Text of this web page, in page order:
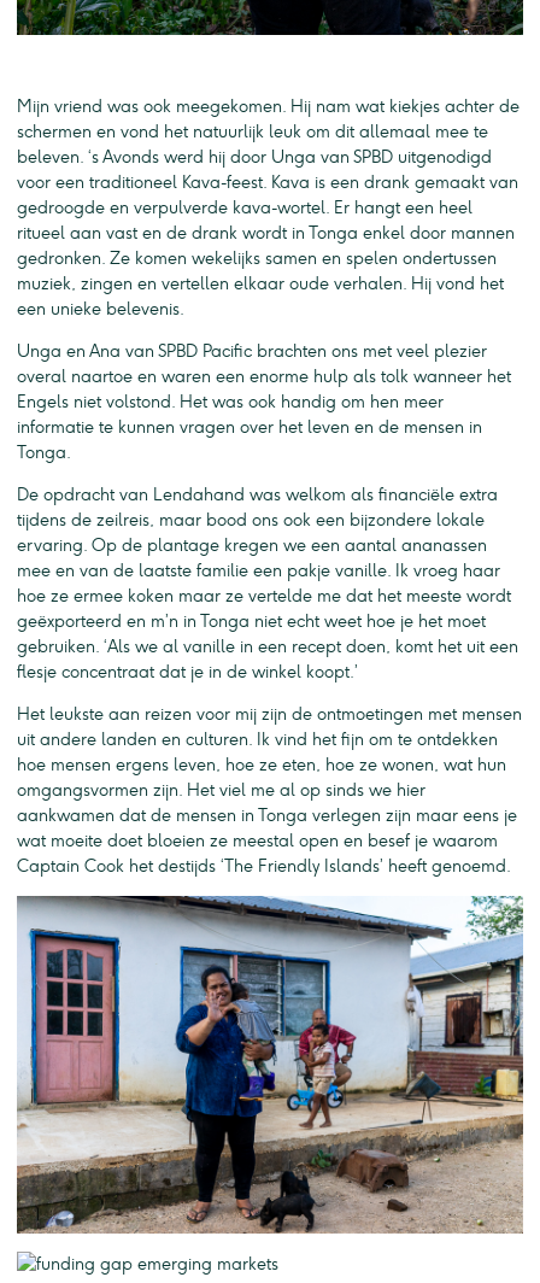
Mijn vriend was ook meegekomen. Hij nam wat kiekjes achter de
schermen en vond het natuurlijk leuk om dit allemaal mee te
beleven. ‘s Avonds werd hij door Unga van SPBD uitgenodigd
voor een traditioneel Kava-feest. Kava is een drank gemaakt van
gedroogde en verpulverde kava-wortel. Er hangt een heel
ritueel aan vast en de drank wordt in Tonga enkel door mannen
gedronken. Ze komen wekelijks samen en spelen ondertussen
muziek, zingen en vertellen elkaar oude verhalen. Hij vond het
een unieke belevenis.
Unga en Ana van SPBD Pacific brachten ons met veel plezier
overal naartoe en waren een enorme hulp als tolk wanneer het
Engels niet volstond. Het was ook handig om hen meer
informatie te kunnen vragen over het leven en de mensen in
Tonga.
De opdracht van Lendahand was welkom als financiële extra
tijdens de zeilreis, maar bood ons ook een bijzondere lokale
ervaring. Op de plantage kregen we een aantal ananassen
mee en van de laatste familie een pakje vanille. Ik vroeg haar
hoe ze ermee koken maar ze vertelde me dat het meeste wordt
geëxporteerd en m’n in Tonga niet echt weet hoe je het moet
gebruiken. ‘Als we al vanille in een recept doen, komt het uit een
flesje concentraat dat je in de winkel koopt.’
Het leukste aan reizen voor mij zijn de ontmoetingen met mensen
uit andere landen en culturen. Ik vind het fijn om te ontdekken
hoe mensen ergens leven, hoe ze eten, hoe ze wonen, wat hun
omgangsvormen zijn. Het viel me al op sinds we hier
aankwamen dat de mensen in Tonga verlegen zijn maar eens je
wat moeite doet bloeien ze meestal open en besef je waarom
Captain Cook het destijds ‘The Friendly Islands’ heeft genoemd.